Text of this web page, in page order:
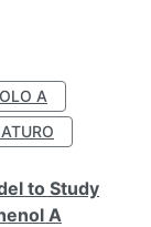
A
to Study
A